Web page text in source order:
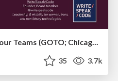
35 3.7k